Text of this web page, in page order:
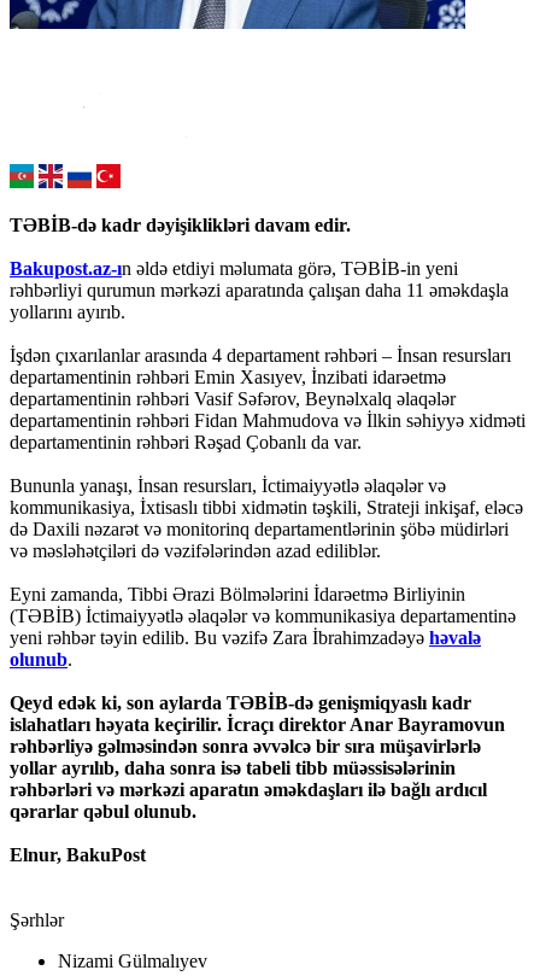
TƏBİB-də kadr dəyişiklikləri davam edir.
Bakupost.az-ın əldə etdiyi məlumata görə, TƏBİB-in yeni
rəhbərliyi qurumun mərkəzi aparatında çalışan daha 11 əməkdaşla
yollarını ayırıb.
İşdən çıxarılanlar arasında 4 departament rəhbəri – İnsan resursları
departamentinin rəhbəri Emin Xasıyev, İnzibati idarəetmə
departamentinin rəhbəri Vasif Səfərov, Beynəlxalq əlaqələr
departamentinin rəhbəri Fidan Mahmudova və İlkin səhiyyə xidməti
departamentinin rəhbəri Rəşad Çobanlı da var.
Bununla yanaşı, İnsan resursları, İctimaiyyətlə əlaqələr və
kommunikasiya, İxtisaslı tibbi xidmətin təşkili, Strateji inkişaf, eləcə
də Daxili nəzarət və monitorinq departamentlərinin şöbə müdirləri
və məsləhətçiləri də vəzifələrindən azad ediliblər.
Eyni zamanda, Tibbi Ərazi Bölmələrini İdarəetmə Birliyinin
(TƏBİB) İctimaiyyətlə əlaqələr və kommunikasiya departamentinə
yeni rəhbər təyin edilib. Bu vəzifə Zara İbrahimzadəyə həvalə
olunub.
Qeyd edək ki, son aylarda TƏBİB-də genişmiqyaslı kadr
islahatları həyata keçirilir. İcraçı direktor Anar Bayramovun
rəhbərliyə gəlməsindən sonra əvvəlcə bir sıra müşavirlərlə
yollar ayrılıb, daha sonra isə tabeli tibb müəssisələrinin
rəhbərləri və mərkəzi aparatın əməkdaşları ilə bağlı ardıcıl
qərarlar qəbul olunub.
Elnur, BakuPost
Şərhlər
Nizami Gülmalıyev